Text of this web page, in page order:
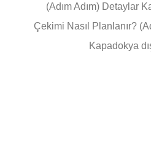
(Adım Adım) Detaylar
Çekimi Nasıl Planlanır?
Kapadokya